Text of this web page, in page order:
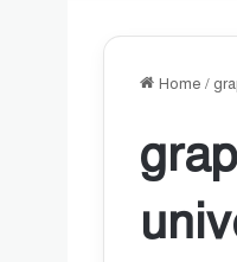
Home /